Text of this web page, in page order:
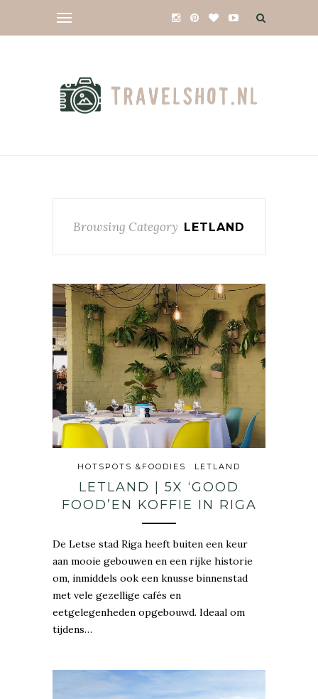
Browsing Category LETLAND
HOTSPOTS &FOODIES LETLAND
LETLAND | 5X ‘GOOD
FOOD’EN KOFFIE IN RIGA
De Letse stad Riga heeft buiten een keur
aan mooie gebouwen en een rijke historie
om, inmiddels ook een knusse binnenstad
met vele gezellige cafés en
eetgelegenheden opgebouwd. Ideaal om
tijdens…